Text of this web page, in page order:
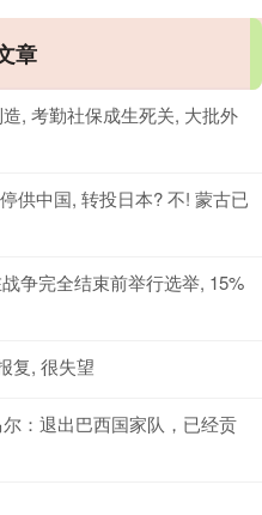
章
, 考勤社保成生死关, 大批外
供中国, 转投日本? 不! 蒙古已
争完全结束前举行选举, 15%
复, 很失望
：退出巴西国家队，已经贡